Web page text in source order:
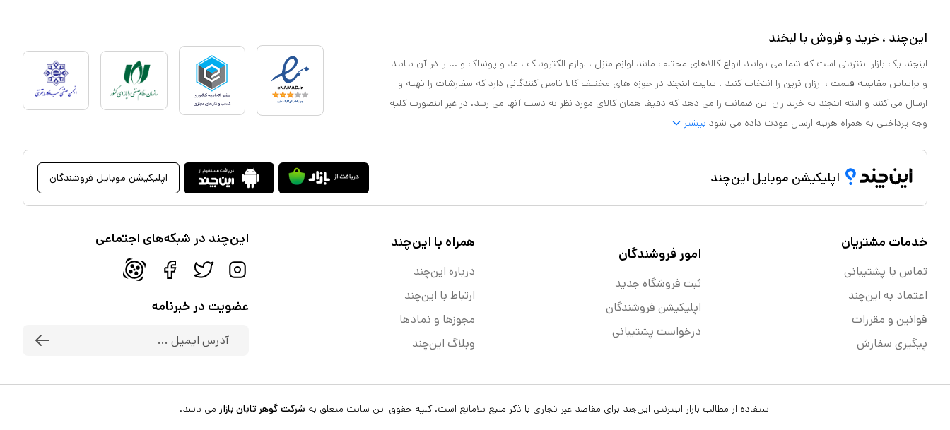
این‌چند ، خرید و فروش با لبخند
اینچند یک بازار اینترنتی است که شما می توانید انواع کالاهای مختلف مانند لوازم منزل ، لوازم الکترونیک ، مد و پوشاک و ... را در آن بیابید
و براساس مقایسه قیمت ، ارزان ترین را انتخاب کنید . سایت اینچند در حوزه های مختلف کالا تامین کنندگانی دارد که سفارشات را تهیه و
ارسال می کنند و البته اینچند به خریداران این ضمانت را می دهد که دقیقا همان کالای مورد نظر به دست آنها می رسد. در غیر اینصورت کلیه
وجه پرداختی به همراه هزینه ارسال عودت داده می شود بیشتر
اپلیکیشن موبایل این‌چند اپلیکیشن موبایل فروشندگان
خدمات مشتریان
تماس با پشتیبانی
اعتماد به این‌چند
قوانین و مقررات
پیگیری سفارش
امور فروشندگان
ثبت فروشگاه جدید
اپلیکیشن فروشندگان
درخواست پشتیبانی
همراه با این‌چند
درباره این‌چند
ارتباط با این‌چند
مجوزها و نماد‌ها
وبلاگ این‌چند
این‌چند در شبکه‌های اجتماعی
عضویت در خبرنامه
استفاده از مطالب بازار اینترنتی این‌چند برای مقاصد غیر تجاری با ذکر منبع بلامانع است. کلیه حقوق این سایت متعلق به شرکت گوهر تابان بازار می باشد.